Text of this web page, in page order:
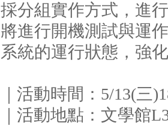
採分組實作方式，進
將進行開機測試與運
系統的運行狀態，強
｜活動時間：5/13(三
｜活動地點：文學館